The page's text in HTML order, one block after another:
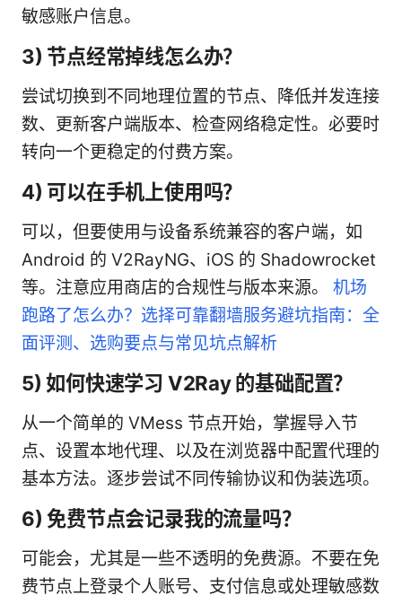
敏感账户信息。
3) 节点经常掉线怎么办？
尝试切换到不同地理位置的节点、降低并发连接
数、更新客户端版本、检查网络稳定性。必要时
转向一个更稳定的付费方案。
4) 可以在手机上使用吗？
可以，但要使用与设备系统兼容的客户端，如
Android 的 V2RayNG、iOS 的 Shadowrocket
等。注意应用商店的合规性与版本来源。 机场
跑路了怎么办？选择可靠翻墙服务避坑指南：全
面评测、选购要点与常见坑点解析
5) 如何快速学习 V2Ray 的基础配置？
从一个简单的 VMess 节点开始，掌握导入节
点、设置本地代理、以及在浏览器中配置代理的
基本方法。逐步尝试不同传输协议和伪装选项。
6) 免费节点会记录我的流量吗？
可能会，尤其是一些不透明的免费源。不要在免
费节点上登录个人账号、支付信息或处理敏感数